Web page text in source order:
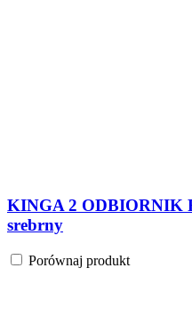
KINGA 2 ODBIORNIK
srebrny
Porównaj produkt